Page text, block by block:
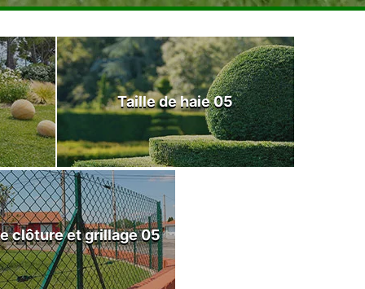
Taille de haie 05
clôture et grillage 05